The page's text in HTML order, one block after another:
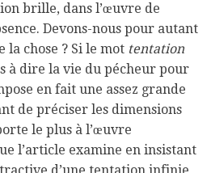
brille, dans l’œuvre de
Devons-nous pour autant
la chose ? Si le mot tentation
à dire la vie du pécheur pour
en fait une assez grande
de préciser les dimensions
le plus à l’œuvre
l’article examine en insistant